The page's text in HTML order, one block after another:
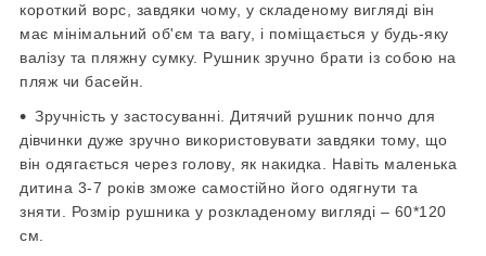
короткий ворс, завдяки чому, у складеному вигляді він
має мінімальний об'єм та вагу, і поміщається у будь-яку
валізу та пляжну сумку. Рушник зручно брати із собою на
пляж чи басейн.
Зручність у застосуванні. Дитячий рушник пончо для
дівчинки дуже зручно використовувати завдяки тому, що
він одягається через голову, як накидка. Навіть маленька
дитина 3-7 років зможе самостійно його одягнути та
зняти. Розмір рушника у розкладеному вигляді – 60*120
см.